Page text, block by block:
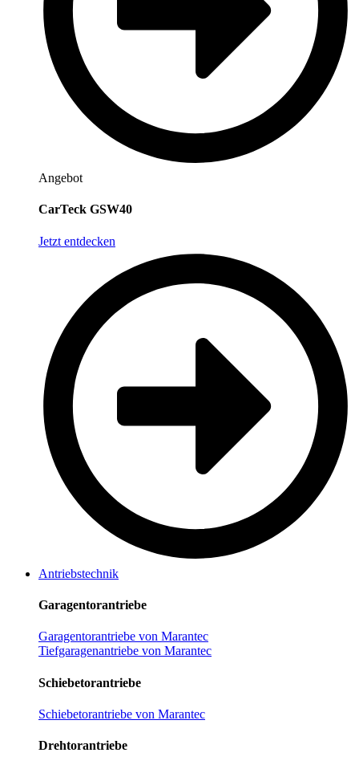
Angebot
CarTeck GSW40
Jetzt entdecken
Antriebstechnik
Garagentorantriebe
Garagentorantriebe von Marantec
Tiefgaragenantriebe von Marantec
Schiebetorantriebe
Schiebetorantriebe von Marantec
Drehtorantriebe